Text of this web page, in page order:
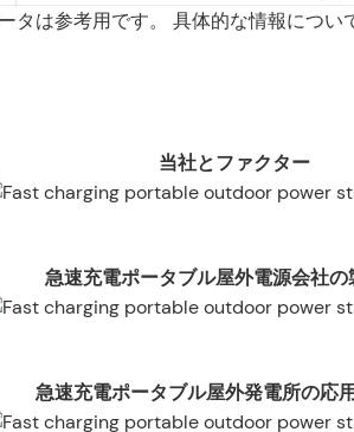
タは参考用です。 具体的な情報につい
当社とファクター
急速充電ポータブル屋外電源会社の
急速充電ポータブル屋外発電所の応